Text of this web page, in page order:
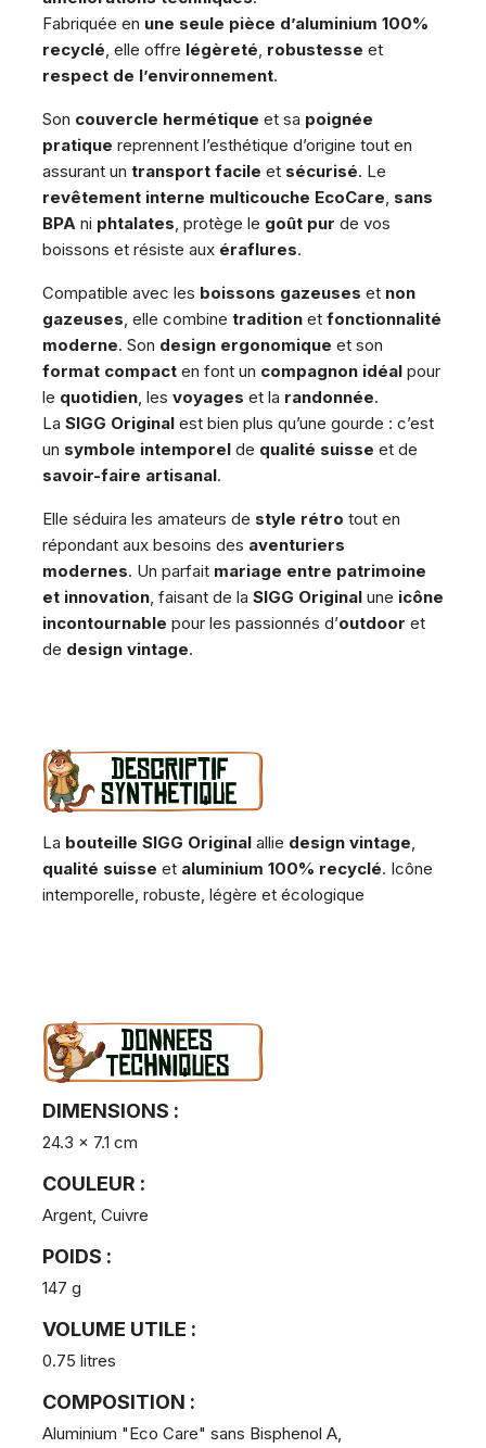
Fabriquée en une seule pièce d’aluminium 100%
recyclé, elle offre légèreté, robustesse et
respect de l’environnement.
Son couvercle hermétique et sa poignée
pratique reprennent l’esthétique d’origine tout en
assurant un transport facile et sécurisé. Le
revêtement interne multicouche EcoCare, sans
BPA ni phtalates, protège le goût pur de vos
boissons et résiste aux éraflures.
Compatible avec les boissons gazeuses et non
gazeuses, elle combine tradition et fonctionnalité
moderne. Son design ergonomique et son
format compact en font un compagnon idéal pour
le quotidien, les voyages et la randonnée.
La SIGG Original est bien plus qu’une gourde : c’est
un symbole intemporel de qualité suisse et de
savoir-faire artisanal.
Elle séduira les amateurs de style rétro tout en
répondant aux besoins des aventuriers
modernes. Un parfait mariage entre patrimoine
et innovation, faisant de la SIGG Original une icône
incontournable pour les passionnés d’outdoor et
de design vintage.
La bouteille SIGG Original allie design vintage,
qualité suisse et aluminium 100% recyclé. Icône
intemporelle, robuste, légère et écologique
DIMENSIONS :
24.3 x 7.1 cm
COULEUR :
Argent, Cuivre
POIDS :
147 g
VOLUME UTILE :
0.75 litres
COMPOSITION :
Aluminium "Eco Care" sans Bisphenol A,